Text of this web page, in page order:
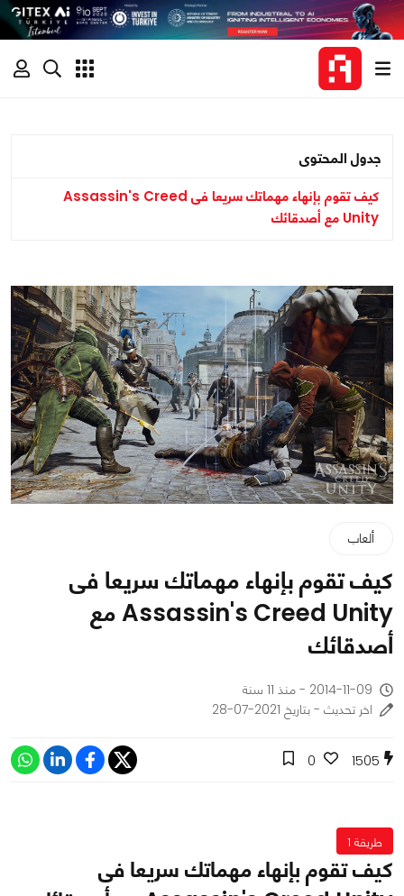
جدول المحتوى
كيف تقوم بإنهاء مهماتك سريعا فى Assassin's Creed
Unity مع أصدقائك
ألعاب
كيف تقوم بإنهاء مهماتك سريعا فى
Assassin's Creed Unity مع
أصدقائك
2014-11-09 - منذ 11 سنة
اخر تحديث - بتاريخ 2021-07-28
1505
0
طريقة 1
كيف تقوم بإنهاء مهماتك سريعا فى